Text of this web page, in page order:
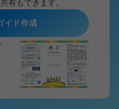
有もできます。
イド作成